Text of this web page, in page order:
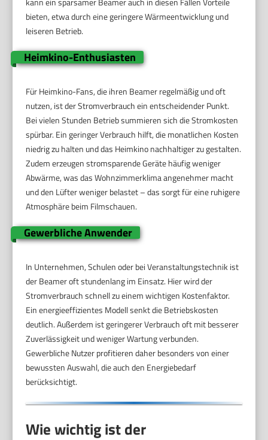
bieten, etwa durch eine geringere Wärmeentwicklung und
leiseren Betrieb.
Heimkino-Enthusiasten
Für Heimkino-Fans, die ihren Beamer regelmäßig und oft
nutzen, ist der Stromverbrauch ein entscheidender Punkt.
Bei vielen Stunden Betrieb summieren sich die Stromkosten
spürbar. Ein geringer Verbrauch hilft, die monatlichen Kosten
niedrig zu halten und das Heimkino nachhaltiger zu gestalten.
Zudem erzeugen stromsparende Geräte häufig weniger
Abwärme, was das Wohnzimmerklima angenehmer macht
und den Lüfter weniger belastet – das sorgt für eine ruhigere
Atmosphäre beim Filmschauen.
Gewerbliche Anwender
In Unternehmen, Schulen oder bei Veranstaltungstechnik ist
der Beamer oft stundenlang im Einsatz. Hier wird der
Stromverbrauch schnell zu einem wichtigen Kostenfaktor.
Ein energieeffizientes Modell senkt die Betriebskosten
deutlich. Außerdem ist geringerer Verbrauch oft mit besserer
Zuverlässigkeit und weniger Wartung verbunden.
Gewerbliche Nutzer profitieren daher besonders von einer
bewussten Auswahl, die auch den Energiebedarf
berücksichtigt.
Wie wichtig ist der